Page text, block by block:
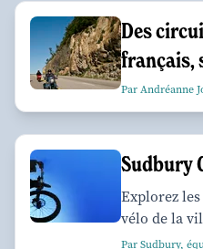
Des
français,
Par Andréanne
Sudbury
Explorez
vélo de la
Par Sudbury,